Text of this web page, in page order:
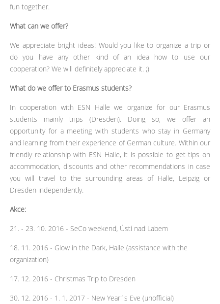
fun together.
What can we offer?
We appreciate bright ideas! Would you like to organize a trip or
do you have any other kind of an idea how to use our
cooperation? We will definitely appreciate it. ;)
What do we offer to Erasmus students?
In cooperation with ESN Halle we organize for our Erasmus
students mainly trips (Dresden). Doing so, we offer an
opportunity for a meeting with students who stay in Germany
and learning from their experience of German culture. Within our
friendly relationship with ESN Halle, it is possible to get tips on
accommodation, discounts and other recommendations in case
you will travel to the surrounding areas of Halle, Leipzig or
Dresden independently.
Akce:
21. - 23. 10. 2016 - SeCo weekend, Ústí nad Labem
18. 11. 2016 - Glow in the Dark, Halle (assistance with the
organization)
17. 12. 2016 - Christmas Trip to Dresden
30. 12. 2016 - 1. 1. 2017 - New Year´s Eve (unofficial)